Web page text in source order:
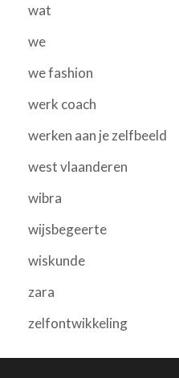
wat
we
we fashion
werk coach
werken aan je zelfbeeld
west vlaanderen
wibra
wijsbegeerte
wiskunde
zara
zelfontwikkeling